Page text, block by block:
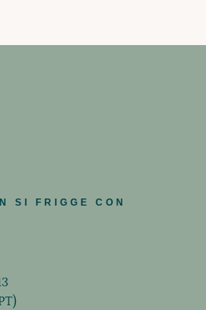
SI FRIGGE CON